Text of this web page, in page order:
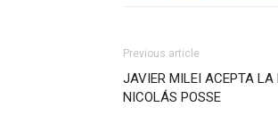
Previous article
JAVIER MILEI ACEPTA LA
NICOLÁS POSSE